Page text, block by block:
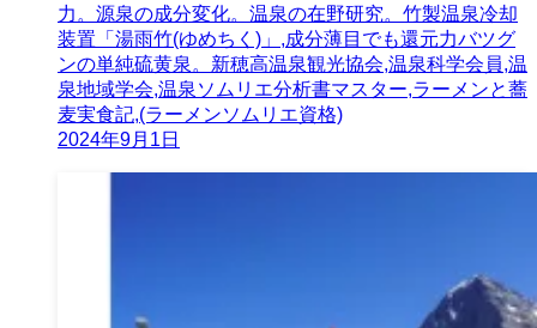
力。源泉の成分変化。温泉の在野研究。竹製温泉冷却
装置「湯雨竹(ゆめちく)」,成分薄目でも還元力バツグ
ンの単純硫黄泉。新穂高温泉観光協会,温泉科学会員,温
泉地域学会,温泉ソムリエ分析書マスター,ラーメンと蕎
麦実食記,(ラーメンソムリエ資格)
2024年9月1日